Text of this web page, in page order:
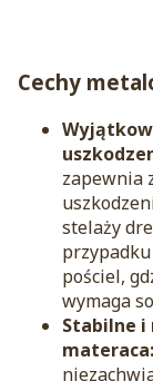
Cechy
zapewnia
stelaży
pościel,
wymaga
Stabilne i
materaca: